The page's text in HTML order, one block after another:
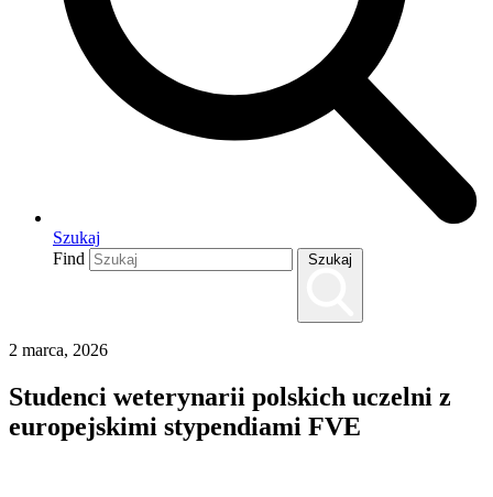
Szukaj
Find
Szukaj
2 marca, 2026
Studenci weterynarii polskich uczelni z
europejskimi stypendiami FVE